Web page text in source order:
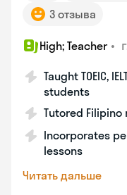
3 отзыва
High; Teacher •
Taught TOEIC,
students
Tutored Filipino
Incorporates
lessons
Читать дальше